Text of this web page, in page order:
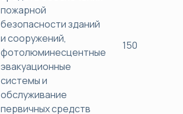
пожарной
безопасности зданий
и сооружений,
фотолюминесцентные
эвакуационные
системы и
обслуживание
первичных средств
150